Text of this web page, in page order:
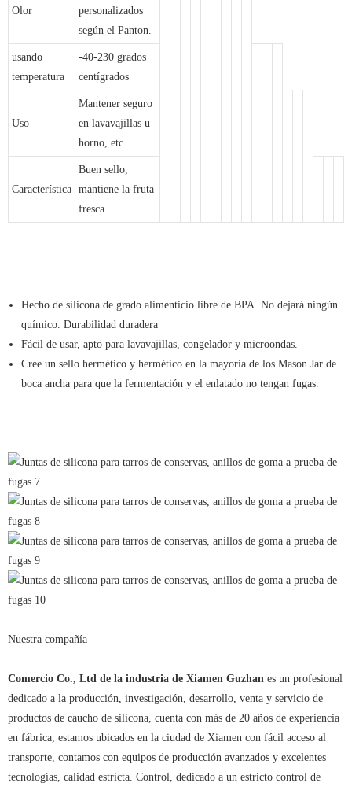
Olor
personalizados
según el Panton.
usando
temperatura
-40-230 grados
centígrados
Uso
Mantener seguro
en lavavajillas u
horno, etc.
Característica
Buen sello,
mantiene la fruta
fresca.
Hecho de silicona de grado alimenticio libre de BPA. No dejará ningún
químico. Durabilidad duradera
Fácil de usar, apto para lavavajillas, congelador y microondas.
Cree un sello hermético y hermético en la mayoría de los Mason Jar de
boca ancha para que la fermentación y el enlatado no tengan fugas.
Nuestra compañía
Comercio Co., Ltd de la industria de Xiamen Guzhan es un profesional
dedicado a la producción, investigación, desarrollo, venta y servicio de
productos de caucho de silicona, cuenta con más de 20 años de experiencia
en fábrica, estamos ubicados en la ciudad de Xiamen con fácil acceso al
transporte, contamos con equipos de producción avanzados y excelentes
tecnologías, calidad estricta. Control, dedicado a un estricto control de